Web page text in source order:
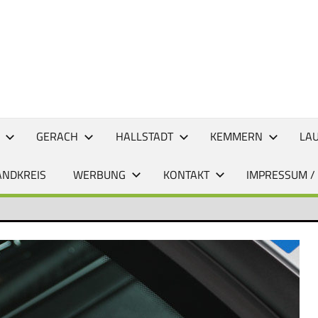
GERACH HALLSTADT KEMMERN
WERBUNG KONTAKT IMPRESSUM /